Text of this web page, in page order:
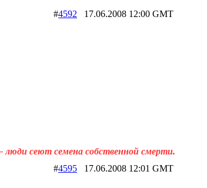
#4592 17.06.2008 12:00 GMT
люди сеют семена собственной смерти.
#4595 17.06.2008 12:01 GMT